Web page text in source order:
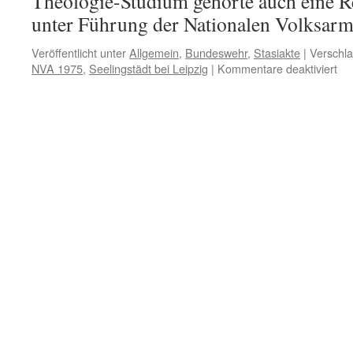
unter Führung der Nationalen
Veröffentlicht unterAllgemein, Bundeswehr, Stasiakte |
NVA 1975, Seelingstädt bei Leipzig | Kommentare deaktiviertfür